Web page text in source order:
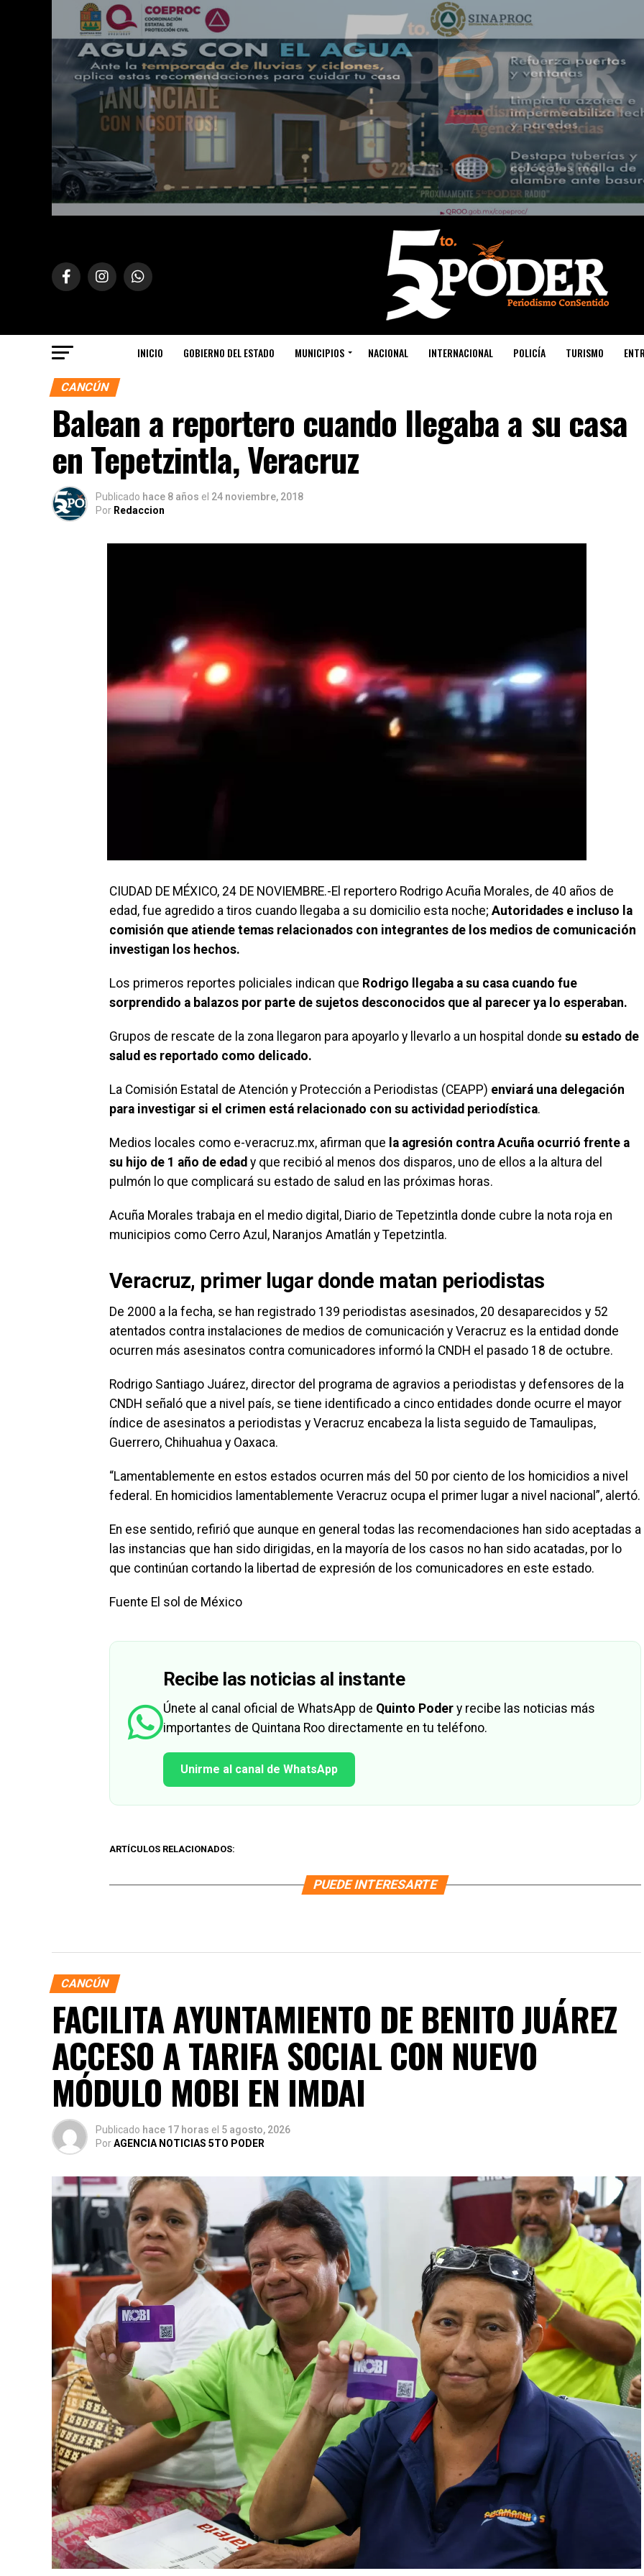
INICIO GOBIERNO DEL ESTADO MUNICIPIOS NACIONAL INTERNACIONAL POLICÍA TURISMO
CANCÚN
Balean a reportero cuando llegaba a su casa
en Tepetzintla, Veracruz
Publicado hace 8 años el 24 noviembre, 2018
Por Redaccion
CIUDAD DE MÉXICO, 24 DE NOVIEMBRE.-El reportero Rodrigo Acuña Morales, de 40 años de
edad, fue agredido a tiros cuando llegaba a su domicilio esta noche; Autoridades e incluso la
comisión que atiende temas relacionados con integrantes de los medios de comunicación
investigan los hechos.
Los primeros reportes policiales indican que Rodrigo llegaba a su casa cuando fue
sorprendido a balazos por parte de sujetos desconocidos que al parecer ya lo esperaban.
Grupos de rescate de la zona llegaron para apoyarlo y llevarlo a un hospital donde su estado de
salud es reportado como delicado.
La Comisión Estatal de Atención y Protección a Periodistas (CEAPP) enviará una delegación
para investigar si el crimen está relacionado con su actividad periodística.
Medios locales como e-veracruz.mx, afirman que la agresión contra Acuña ocurrió frente a
su hijo de 1 año de edad y que recibió al menos dos disparos, uno de ellos a la altura del
pulmón lo que complicará su estado de salud en las próximas horas.
Acuña Morales trabaja en el medio digital, Diario de Tepetzintla donde cubre la nota roja en
municipios como Cerro Azul, Naranjos Amatlán y Tepetzintla.
Veracruz, primer lugar donde matan periodistas
De 2000 a la fecha, se han registrado 139 periodistas asesinados, 20 desaparecidos y 52
atentados contra instalaciones de medios de comunicación y Veracruz es la entidad donde
ocurren más asesinatos contra comunicadores informó la CNDH el pasado 18 de octubre.
Rodrigo Santiago Juárez, director del programa de agravios a periodistas y defensores de la
CNDH señaló que a nivel país, se tiene identificado a cinco entidades donde ocurre el mayor
índice de asesinatos a periodistas y Veracruz encabeza la lista seguido de Tamaulipas,
Guerrero, Chihuahua y Oaxaca.
“Lamentablemente en estos estados ocurren más del 50 por ciento de los homicidios a nivel
federal. En homicidios lamentablemente Veracruz ocupa el primer lugar a nivel nacional”, alertó.
En ese sentido, refirió que aunque en general todas las recomendaciones han sido aceptadas a
las instancias que han sido dirigidas, en la mayoría de los casos no han sido acatadas, por lo
que continúan cortando la libertad de expresión de los comunicadores en este estado.
Fuente El sol de México
Recibe las noticias al instante
Únete al canal oficial de WhatsApp de Quinto Poder y recibe las noticias más
importantes de Quintana Roo directamente en tu teléfono.
Unirme al canal de WhatsApp
ARTÍCULOS RELACIONADOS:
PUEDE INTERESARTE
CANCÚN
FACILITA AYUNTAMIENTO DE BENITO JUÁREZ
ACCESO A TARIFA SOCIAL CON NUEVO
MÓDULO MOBI EN IMDAI
Publicado hace 17 horas el 5 agosto, 2026
PorAGENCIA NOTICIAS 5TO PODER